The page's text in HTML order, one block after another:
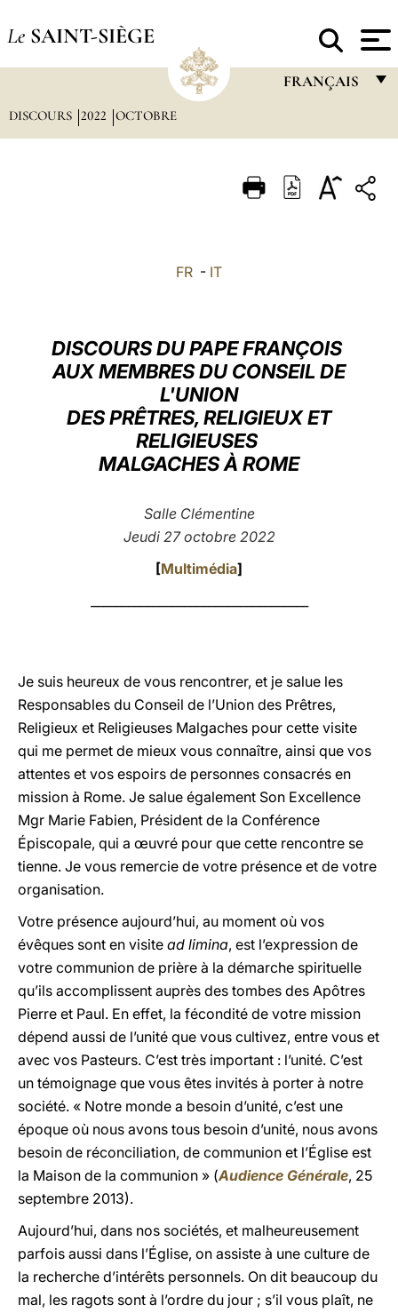
Le SAINT-SIÈGE
FRANÇAIS
ITALIANO
العربيّة
LATINE
DISCOURS 2022 OCTOBRE
FR - IT
DISCOURS DU PAPE FRANÇOIS
AUX MEMBRES DU CONSEIL DE
L'UNION
DES PRÊTRES, RELIGIEUX ET
RELIGIEUSES
MALGACHES À ROME
Salle Clémentine
Jeudi 27 octobre 2022
[Multimédia]
Je suis heureux de vous rencontrer, et je salue les
Responsables du Conseil de l’Union des Prêtres,
Religieux et Religieuses Malgaches pour cette visite
qui me permet de mieux vous connaître, ainsi que vos
attentes et vos espoirs de personnes consacrés en
mission à Rome. Je salue également Son Excellence
Mgr Marie Fabien, Président de la Conférence
Épiscopale, qui a œuvré pour que cette rencontre se
tienne. Je vous remercie de votre présence et de votre
organisation.
Votre présence aujourd’hui, au moment où vos
évêques sont en visite ad limina, est l’expression de
votre communion de prière à la démarche spirituelle
qu’ils accomplissent auprès des tombes des Apôtres
Pierre et Paul. En effet, la fécondité de votre mission
dépend aussi de l’unité que vous cultivez, entre vous et
avec vos Pasteurs. C’est très important : l’unité. C’est
un témoignage que vous êtes invités à porter à notre
société. « Notre monde a besoin d’unité, c’est une
époque où nous avons tous besoin d’unité, nous avons
besoin de réconciliation, de communion et l’Église est
la Maison de la communion » (Audience Générale, 25
septembre 2013).
Aujourd’hui, dans nos sociétés, et malheureusement
parfois aussi dans l’Église, on assiste à une culture de
la recherche d’intérêts personnels. On dit beaucoup du
mal, les ragots sont à l’ordre du jour ; s’il vous plaît, ne